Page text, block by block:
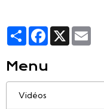
PartagerFacebook
X
Menu
Vidéos